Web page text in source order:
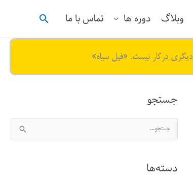
وبلاگ دوره ها تماس با ما جستجو
درکار نیست. «فیل سیاه»
جستجو
س
ج
دسته‌ها